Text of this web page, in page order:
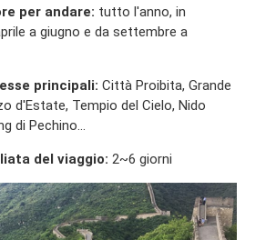
per andare: tutto l'anno, in
a giugno e da settembre a
principali: Città Proibita, Grande
d'Estate, Tempio del Cielo, Nido
di Pechino...
del viaggio: 2~6 giorni